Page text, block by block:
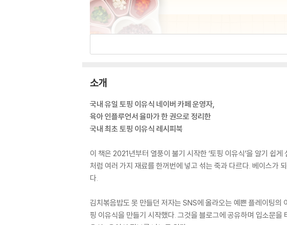
소개
국내 유일 토핑 이유식 네이버 카페 운영자,
육아 인플루언서 율마가 한 권으로 정리한
국내 최초 토핑 이유식 레시피북
이 책은 2021년부터 열풍이 불기 시작한 ‘토핑 이유식’을 알기 쉽
처럼 여러 가지 재료를 한꺼번에 넣고 섞는 죽과 다르다. 베이스가
다.
김치볶음밥도 못 만들던 저자는 SNS에 올라오는 예쁜 플레이팅
핑 이유식을 만들기 시작했다. 그것을 블로그에 공유하며 입소문